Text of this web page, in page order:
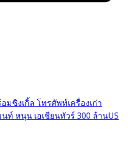
มซิงเกิ้ล โทรศัพท์เครื่องเก่า
ท์ หนุน เอเชียนทัวร์ 300 ล้านUS